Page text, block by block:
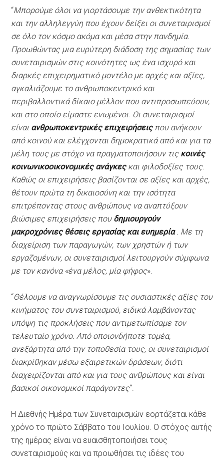
“Μπορούμε όλοι να γιορτάσουμε την ανθεκτικότητα
και την αλληλεγγύη που έχουν δείξει οι συνεταιρισμοί
σε όλο τον κόσμο ακόμα και μέσα στην πανδημία.
Προωθώντας μια ευρύτερη διάδοση της σημασίας των
συνεταιρισμών στις κοινότητες ως ένα ισχυρό και
διαρκές επιχειρηματικό μοντέλο με αρχές και αξίες,
αγκαλιάζουμε το ανθρωποκεντρικό και
περιβαλλοντικά δίκαιο μέλλον που αντιπροσωπεύουν,
και στο οποίο είμαστε ενωμένοι. Οι συνεταιρισμοί
είναι ανθρωποκεντρικές επιχειρήσειςπου ανήκουν
από κοινού και ελέγχονται δημοκρατικά από και για τα
μέλη τους με στόχο να πραγματοποιήσουν τις κοινές
κοινωνικοοικονομικές ανάγκεςκαι φιλοδοξίες τους.
Καθώς οι επιχειρήσεις βασίζονται σε αξίες και αρχές,
θέτουν πρώτα τη δικαιοσύνη και την ισότητα
επιτρέποντας στους ανθρώπους να αναπτύξουν
βιώσιμες επιχειρήσεις που δημιουργούν
μακροχρόνιες θέσεις εργασίας και ευημερία. Με τη
διαχείριση των παραγωγών, των χρηστών ή των
εργαζομένων, οι συνεταιρισμοί λειτουργούν σύμφωνα
με τον κανόνα «ένα μέλος, μία ψήφος».
“Θέλουμε να αναγνωρίσουμε τις ουσιαστικές αξίες του
κινήματος του συνεταιρισμού, ειδικά λαμβάνοντας
υπόψη τις προκλήσεις που αντιμετωπίσαμε τον
τελευταίο χρόνο. Από οποιονδήποτε τομέα,
ανεξάρτητα από την τοποθεσία τους, οι συνεταιρισμοί
διακρίθηκαν μέσω εξαιρετικών δράσεων, διότι
διαχειρίζονται από και για τους ανθρώπους και είναι
βασικοί οικονομικοί παράγοντες“.
Η Διεθνής Ημέρα των Συνεταιρισμών εορτάζεται κάθε
χρόνο το πρώτο Σάββατο του Ιουλίου. Ο στόχος αυτής
της ημέρας είναι να ευαισθητοποιήσει τους
συνεταιρισμούς και να προωθήσει τις ιδέες του